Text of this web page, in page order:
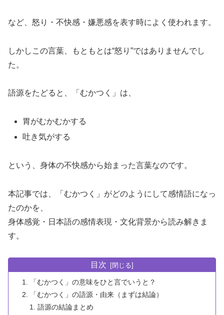
など、怒り・不快感・嫌悪感を表す時によく使われます。
しかしこの言葉、もともとは“怒り”ではありませんでし
た。
語源をたどると、「むかつく」は、
胃がむかむかする
吐き気がする
という、身体の不快感から始まった言葉なのです。
本記事では、「むかつく」がどのようにして感情語になっ
たのかを、
身体感覚・日本語の感情表現・文化背景から読み解きま
す。
目次
「むかつく」の意味をひと言でいうと？
「むかつく」の語源・由来（まずは結論）
語源の結論まとめ